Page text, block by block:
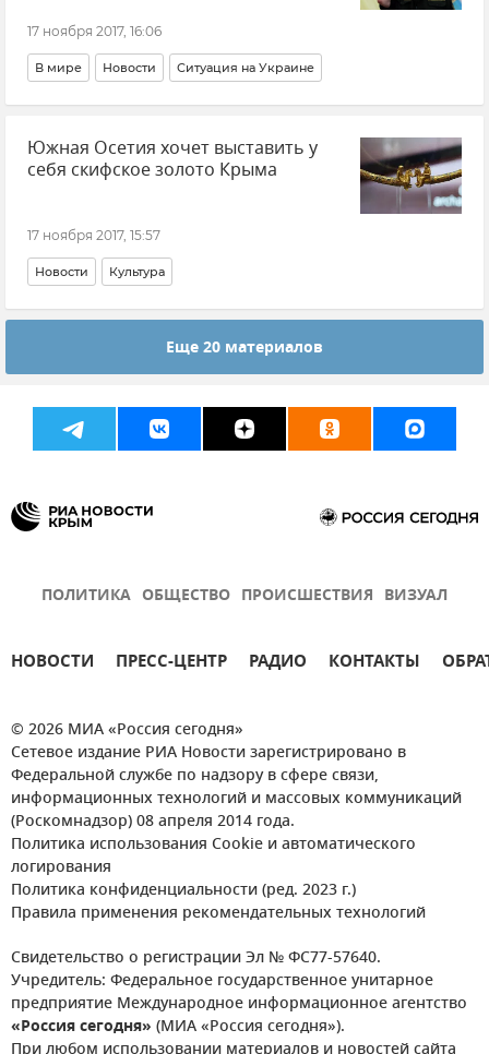
17 ноября 2017, 16:06
В мире Новости Ситуация на Украине
Южная Осетия хочет выставить у
себя скифское золото Крыма
17 ноября 2017, 15:57
Новости Культура
Еще 20 материалов
ПОЛИТИКА ОБЩЕСТВО ПРОИСШЕСТВИЯ ВИЗУАЛ
НОВОСТИ ПРЕСС-ЦЕНТР РАДИО КОНТАКТЫ
© 2026 МИА «Россия сегодня»
Сетевое издание РИА Новости зарегистрировано в
Федеральной службе по надзору в сфере связи,
информационных технологий и массовых коммуникаций
(Роскомнадзор) 08 апреля 2014 года.
Политика использования Cookie и автоматического
логирования
Политика конфиденциальности (ред. 2023 г.)
Правила применения рекомендательных технологий
Свидетельство о регистрации Эл № ФС77-57640.
Учредитель: Федеральное государственное унитарное
предприятие Международное информационное агентство
«Россия сегодня» (МИА «Россия сегодня»).